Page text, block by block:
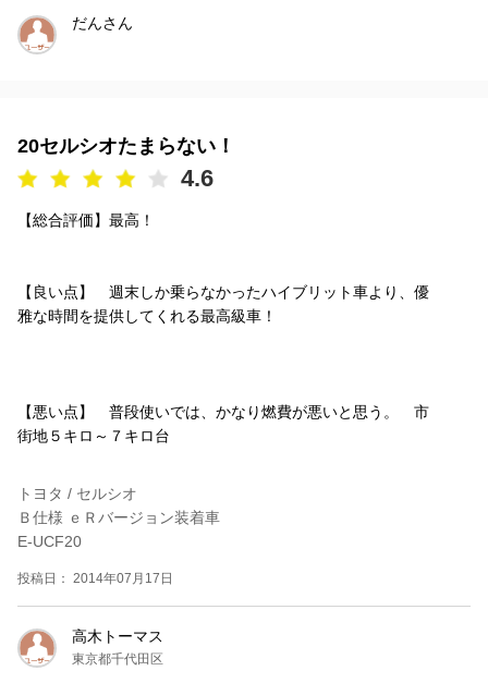
だんさん
20セルシオたまらない！
4.6
【総合評価】最高！
【良い点】 週末しか乗らなかったハイブリット車より、優
雅な時間を提供してくれる最高級車！
【悪い点】 普段使いでは、かなり燃費が悪いと思う。 市
街地５キロ～７キロ台
トヨタ / セルシオ
Ｂ仕様 ｅＲバージョン装着車
E-UCF20
投稿日： 2014年07月17日
高木トーマス
東京都千代田区